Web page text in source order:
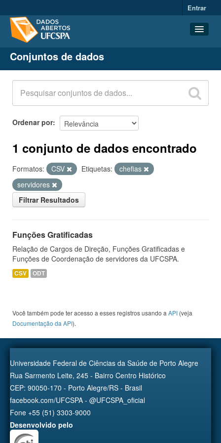
Entrar
Conjuntos de dados
Organizações
Grupos
Sobre
Conjuntos de dados
Ordenar por
1 conjunto de dados encontrado
Formatos: CSV Etiquetas:
chefias
servidores
Filtrar Resultados
Funções Gratificadas
Relação de Cargos de Direção, Funções Gratificadas e
Funções de Coordenação de servidores da UFCSPA.
CSV ODT
Você também pode ter acesso a esses registros usando a API (veja
Documentação da API).
Universidade Federal de Ciências da Saúde de Porto Alegre
Rua Sarmento Leite, 245 - Bairro Centro Histórico
CEP: 90050-170 - Porto Alegre/RS - Brasil
facebook.com/UFCSPA - @UFCSPA_oficial
Fone +55 (51) 3303-9000
Desenvolvido pelo